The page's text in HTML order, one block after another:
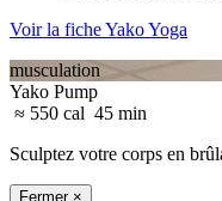
Voir la fiche Yako Yoga
musculation
Yako Pump
≈ 550 cal 45 min
Sculptez votre corps en
Fermer ×